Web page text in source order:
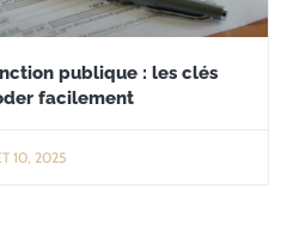
publique : les clés
facilement
10, 2025